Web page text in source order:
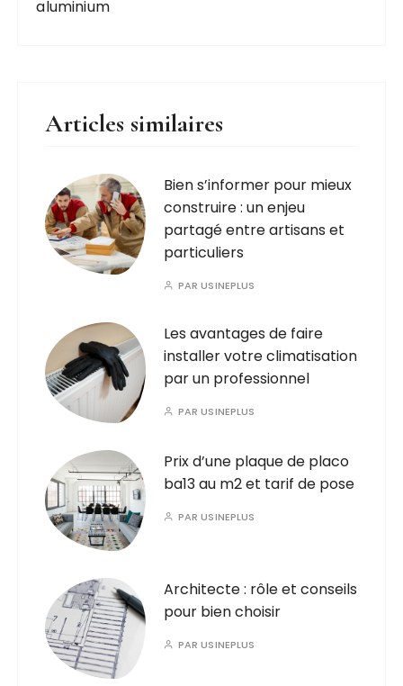
aluminium
Articles similaires
Bien s’informer pour mieux
construire : un enjeu
partagé entre artisans et
particuliers
PARUSINEPLUS
Les avantages de faire
installer votre climatisation
par un professionnel
PARUSINEPLUS
Prix d’une plaque de placo
ba13 au m2 et tarif de pose
PARUSINEPLUS
Architecte : rôle et conseils
pour bien choisir
PARUSINEPLUS